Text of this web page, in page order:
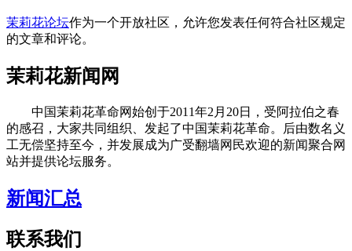
茉莉花论坛作为一个开放社区，允许您发表任何符合社区规定
的文章和评论。
茉莉花新闻网
中国茉莉花革命网始创于2011年2月20日，受阿拉伯之春
的感召，大家共同组织、发起了中国茉莉花革命。后由数名义
工无偿坚持至今，并发展成为广受翻墙网民欢迎的新闻聚合网
站并提供论坛服务。
新闻汇总
联系我们